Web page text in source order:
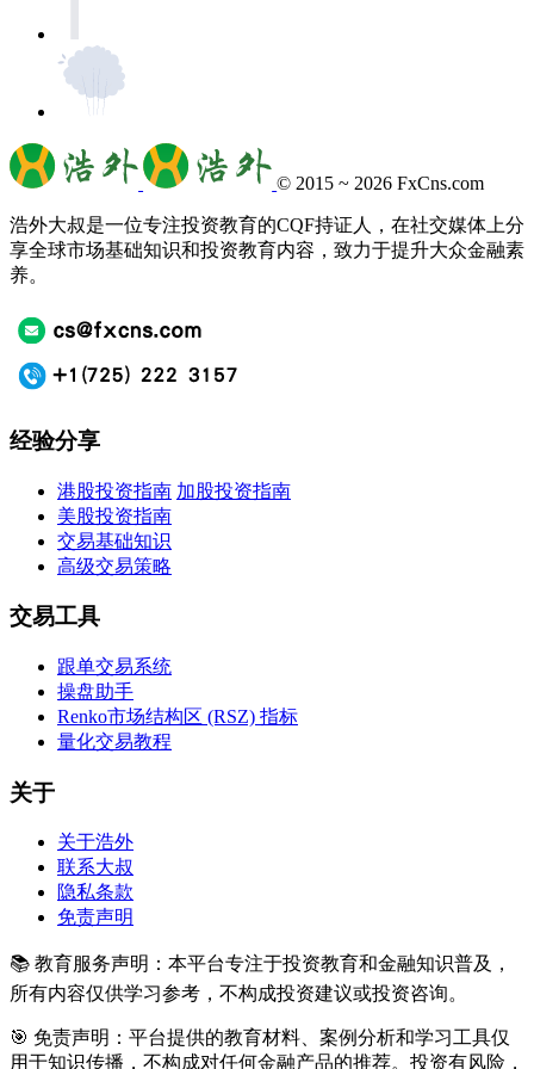
© 2015 ~ 2026FxCns.com
浩外大叔是一位专注投资教育的CQF持证人，在社交媒体上分
享全球市场基础知识和投资教育内容，致力于提升大众金融素
养。
经验分享
港股投资指南 加股投资指南
美股投资指南
交易基础知识
高级交易策略
交易工具
跟单交易系统
操盘助手
Renko市场结构区 (RSZ) 指标
量化交易教程
关于
关于浩外
联系大叔
隐私条款
免责声明
📚 教育服务声明：本平台专注于投资教育和金融知识普及，
所有内容仅供学习参考，不构成投资建议或投资咨询。
🎯 免责声明：平台提供的教育材料、案例分析和学习工具仅
用于知识传播，不构成对任何金融产品的推荐。投资有风险，